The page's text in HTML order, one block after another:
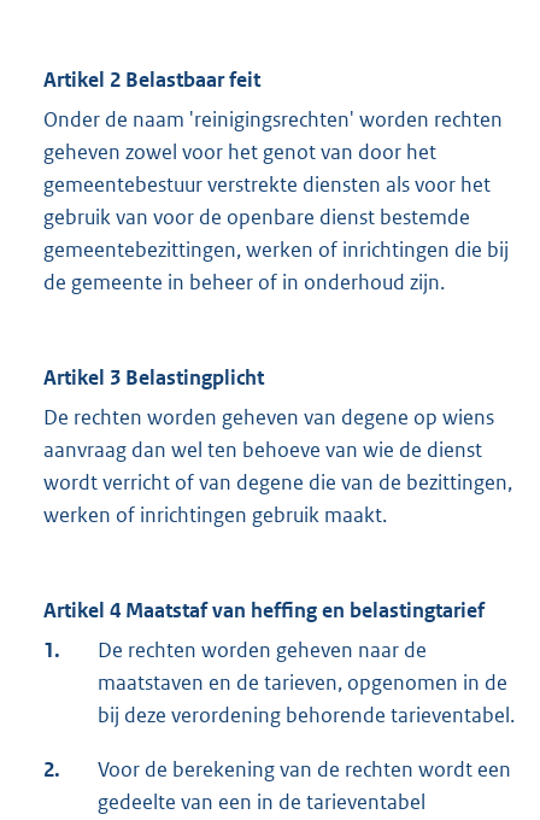
Artikel 2 Belastbaar feit
Onder de naam 'reinigingsrechten' worden rechten
geheven zowel voor het genot van door het
gemeentebestuur verstrekte diensten als voor het
gebruik van voor de openbare dienst bestemde
gemeentebezittingen, werken of inrichtingen die bij
de gemeente in beheer of in onderhoud zijn.
Artikel 3 Belastingplicht
De rechten worden geheven van degene op wiens
aanvraag dan wel ten behoeve van wie de dienst
wordt verricht of van degene die van de bezittingen,
werken of inrichtingen gebruik maakt.
Artikel 4 Maatstaf van heffing en belastingtarief
1.
De rechten worden geheven naar de
maatstaven en de tarieven, opgenomen in de
bij deze verordening behorende tarieventabel.
2.
Voor de berekening van de rechten wordt een
gedeelte van een in de tarieventabel